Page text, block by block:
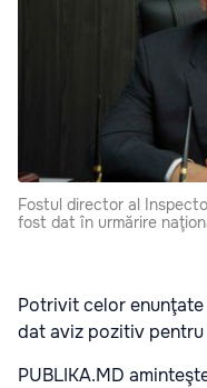
Fostul director al
fost dat în urmărire
Potrivit celor
dat aviz pozitiv pentru
PUBLIKA.MD